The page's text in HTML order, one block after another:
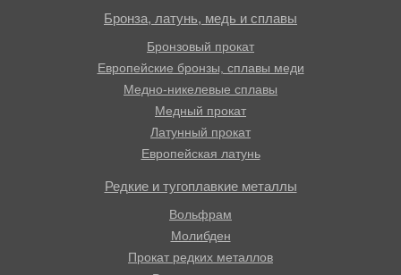
Бронза, латунь, медь и сплавы
Бронзовый прокат
Европейские бронзы, сплавы меди
Медно-никелевые сплавы
Медный прокат
Латунный прокат
Европейская латунь
Редкие и тугоплавкие металлы
Вольфрам
Молибден
Прокат редких металлов